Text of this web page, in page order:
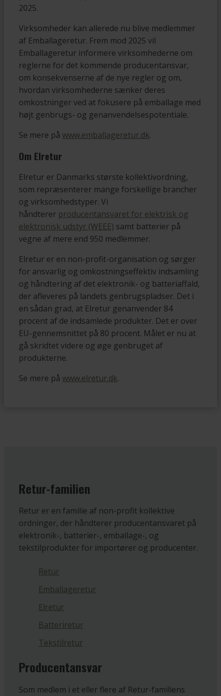
2025.
Virksomheder kan allerede nu blive medlemmer
af Emballageretur. Frem mod 2025 vil
Emballageretur informere virksomhederne om
reglerne for det kommende producentansvar,
om konsekvenserne af de nye regler og om,
hvordan virksomhederne sænker deres
omkostninger ved at fokusere på emballage med
højt genbrugs- og genanvendelsespotentiale.
Se mere på www.emballageretur.dk.
Om Elretur
Elretur er Danmarks største kollektivordning,
som repræsenterer mange forskellige brancher
og virksomhedstyper. Vi
håndterer producentansvaret for elektrisk og
elektronisk udstyr (WEEE) samt batterier på
vegne af mere end 950 medlemmer.
Elretur er en non-profit-organisation og sørger
for ansvarlig og omkostningseffektiv indsamling
og håndtering af det elektronik- og batteriaffald,
der afleveres på landets genbrugspladser. Det i
en sådan grad, at Elretur genanvender 84
procent af de indsamlede produkter. Det er over
EU-gennemsnittet på 80 procent. Målet er nu at
gå skridtet videre og øge genbruget af
produkterne.
Se mere på www.elretur.dk.
Retur-familien
Retur er en familie af non-profit kollektive
ordninger, der håndterer producentansvaret på
elektronik-, batterier-, emballage-, og
tekstilprodukter for importører og producenter.
Retur
Emballageretur
Elretur
Batteriretur
Tekstilretur
Producentansvar
Som medlem i et eller flere af Retur-familiens